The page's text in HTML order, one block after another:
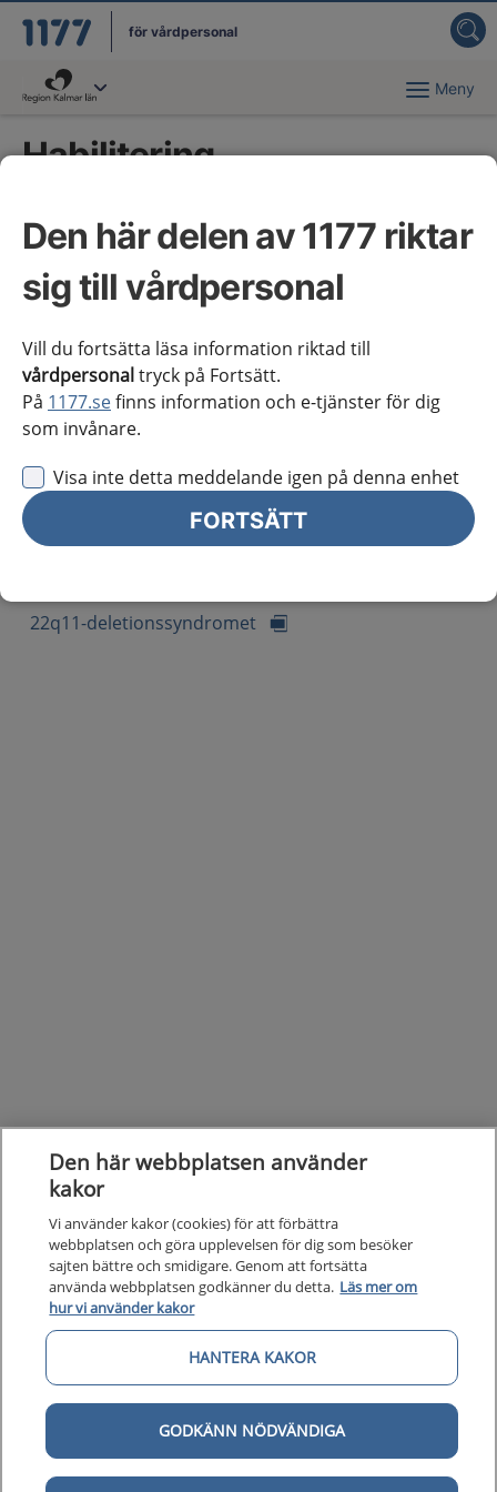
Den här delen av 1177 riktar
sig till vårdpersonal
Vill du fortsätta läsa information riktad till
vårdpersonaltryck på Fortsätt.
På 1177.sefinns information och e-tjänster för dig
som invånare.
Visa inte detta meddelande igen på denna enhet
FORTSÄTT
för vårdpersonal
Du har valt region Meny
Habilitering
Kliniska kunskapsstöd
Autism med intellektuell funktionsnedsättning
Cerebral pares
Flerfunktionsnedsättning
Intellektuell funktionsnedsättning
Ryggmärgsbråck
Vårdprogram
22q11-deletionssyndromet
Om 1177 för vårdpersonal
Den här webbplatsen använder
kakor
Vi använder kakor (cookies) för att förbättra
webbplatsen och göra upplevelsen för dig som besöker
sajten bättre och smidigare. Genom att fortsätta
använda webbplatsen godkänner du detta. Läs mer om
hur vi använder kakor
HANTERA KAKOR
GODKÄNN NÖDVÄNDIGA